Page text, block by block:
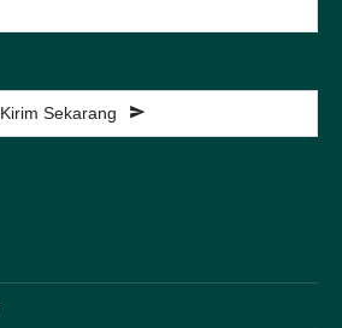
Kirim Sekarang